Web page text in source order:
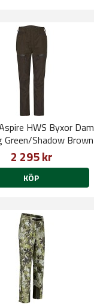
HWS Byxor Dam
Green/Shadow Brown
2 295 kr
KÖP